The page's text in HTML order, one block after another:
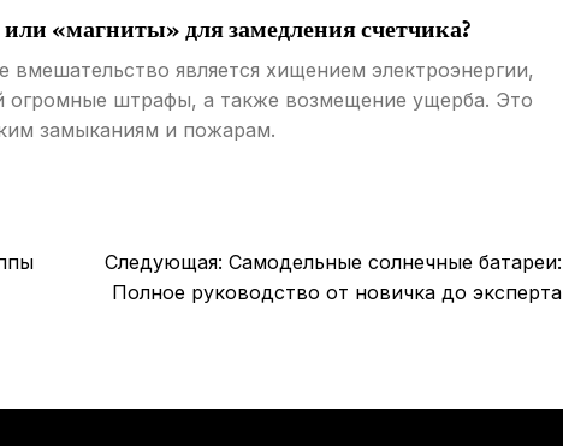
«магниты» для замедления счетчика?
является хищением электроэнергии,
огромные штрафы, а также возмещение ущерба. Это
замыканиям и пожарам.
Следующая: Самодельные солнечные батареи:
Полное руководство от новичка до эксперта